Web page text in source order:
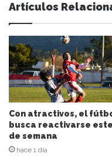
s
u
d
i
r
e
c
c
i
ó
n
d
Artículos
Con atractivos, el
busca reactivarse
de semana
hace 1 día